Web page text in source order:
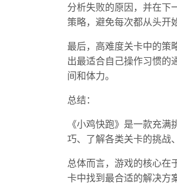
分析失败的原因，并在下
策略，避免每次都从头开
最后，高难度关卡中的策
出最适合自己操作习惯的
间和体力。
总结：
《小鸡快跑》是一款充
巧、了解各类关卡的挑战
总体而言，游戏的核心在
卡中找到最合适的解决方